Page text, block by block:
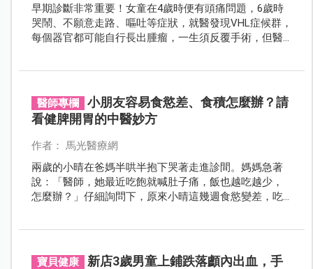
早期診斷非常重要！女童在4歲時便有頭痛問題，6歲時
哭鬧、不願意走路、嘔吐等症狀，就醫發現VHL症候群，
每個器官都可能自行長出腫瘤，一生須反覆手術，但醫
醫師專欄
小朋友容易食慾差、食積怎麼辦？請
看健脾開胃的中醫妙方
作者： 馬光醫療網
兩歲的小晴在爸媽半哄半抱下哭著走進診間。媽媽急著
說：「醫師，她最近吃飽就喊肚子痛，飯也越吃越少，
怎麼辦？」仔細詢問下，原來小晴這幾週食慾變差，吃
寶貝健康
新店3歲男童上鋪跌落顱內出血，手